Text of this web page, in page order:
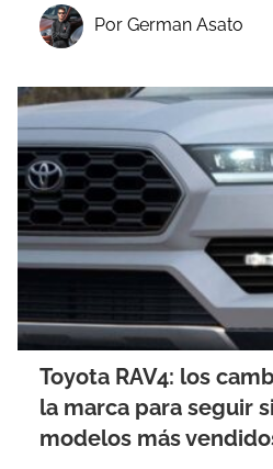
Por German Asato
Toyota RAV4: los
la marca para seguir
modelos más